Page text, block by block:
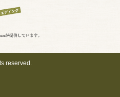
reserved.